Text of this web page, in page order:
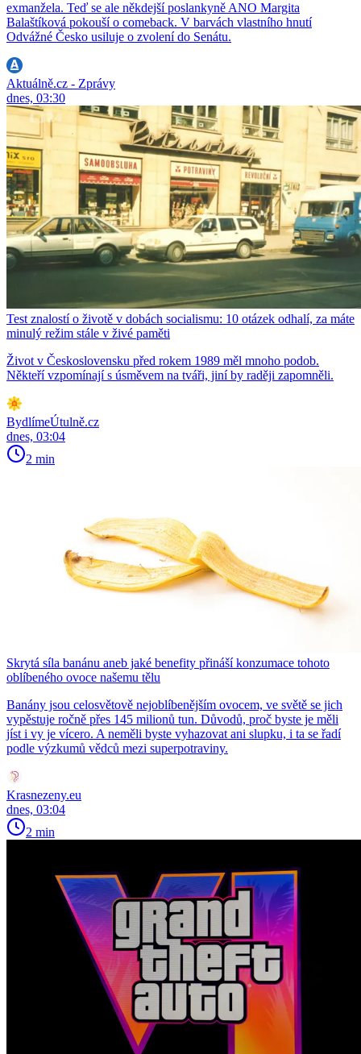
exmanžela. Teď se ale někdejší poslankyně ANO Margita
Balaštíková pokouší o comeback. V barvách vlastního hnutí
Odvážné Česko usiluje o zvolení do Senátu.
Aktuálně.cz - Zprávy
dnes, 03:30
Test znalostí o životě v dobách socialismu: 10 otázek odhalí, za máte
minulý režim stále v živé paměti
Život v Československu před rokem 1989 měl mnoho podob.
Někteří vzpomínají s úsměvem na tváři, jiní by raději zapomněli.
BydlímeÚtulně.cz
dnes, 03:04
2 min
Skrytá síla banánu aneb jaké benefity přináší konzumace tohoto
oblíbeného ovoce našemu tělu
Banány jsou celosvětově nejoblíbenějším ovocem, ve světě se jich
vypěstuje ročně přes 145 milionů tun. Důvodů, proč byste je měli
jíst i vy je vícero. A neměli byste vyhazovat ani slupku, i ta se řadí
podle výzkumů vědců mezi superpotraviny.
Krasnezeny.eu
dnes, 03:04
2 min